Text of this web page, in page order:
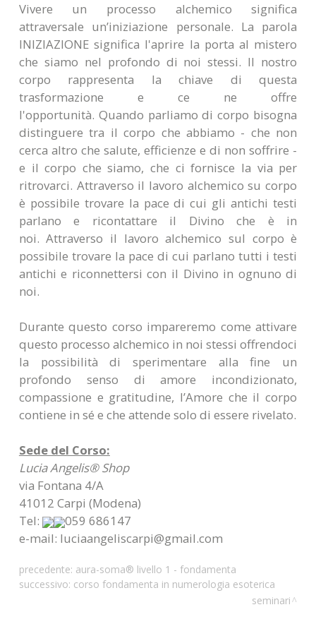
Vivere un processo alchemico significa
attraversale un’iniziazione personale. La parola
INIZIAZIONE significa l'aprire la porta al mistero
che siamo nel profondo di noi stessi. Il nostro
corpo rappresenta la chiave di questa
trasformazione e ce ne offre
l'opportunità. Quando parliamo di corpo bisogna
distinguere tra il corpo che abbiamo - che non
cerca altro che salute, efficienze e di non soffrire -
e il corpo che siamo, che ci fornisce la via per
ritrovarci. Attraverso il lavoro alchemico su corpo
è possibile trovare la pace di cui gli antichi testi
parlano e ricontattare il Divino che è in
noi. Attraverso il lavoro alchemico sul corpo è
possibile trovare la pace di cui parlano tutti i testi
antichi e riconnettersi con il Divino in ognuno di
noi.
Durante questo corso impareremo come attivare
questo processo alchemico in noi stessi offrendoci
la possibilità di sperimentare alla fine un
profondo senso di amore incondizionato,
compassione e gratitudine, l’Amore che il corpo
contiene in sé e che attende solo di essere rivelato.
Sede del Corso:
Lucia Angelis® Shop
via Fontana 4/A
41012 Carpi (Modena)
Tel:
059 686147
e-mail: luciaangeliscarpi@gmail.com
precedente: aura-soma® livello 1 - fondamenta
successivo: corso fondamenta in numerologia esoterica
seminari